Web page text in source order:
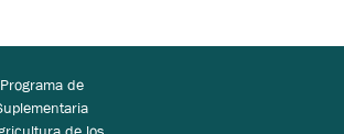
de